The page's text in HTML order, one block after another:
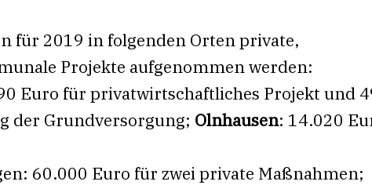
für 2019 in folgenden Orten private,
Projekte aufgenommen werden:
Euro für privatwirtschaftliches Projekt und
der Grundversorgung; Olnhausen: 14.020
60.000 Euro für zwei private Maßnahmen;